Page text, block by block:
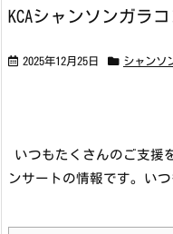
KCAシャンソンガラ
2025年12月25日 シャンソ
いつもたくさんのご支援
ンサートの情報です。い